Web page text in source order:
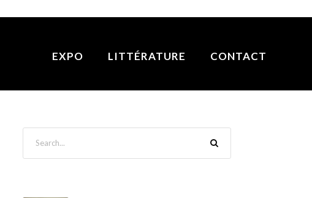
EXPO LITTÉRATURE CONTACT